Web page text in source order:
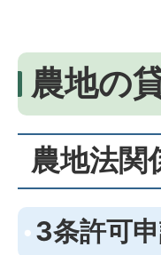
農地の
農地法関
3条許可